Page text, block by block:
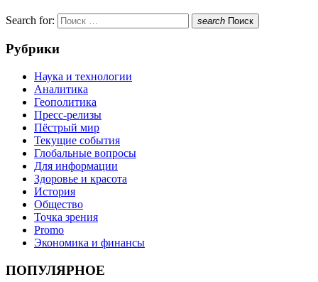
Search for: search Поиск
Рубрики
Наука и технологии
Аналитика
Геополитика
Пресс-релизы
Пёстрый мир
Текущие события
Глобальные вопросы
Для информации
Здоровье и красота
История
Общество
Точка зрения
Promo
Экономика и финансы
ПОПУЛЯРНОЕ